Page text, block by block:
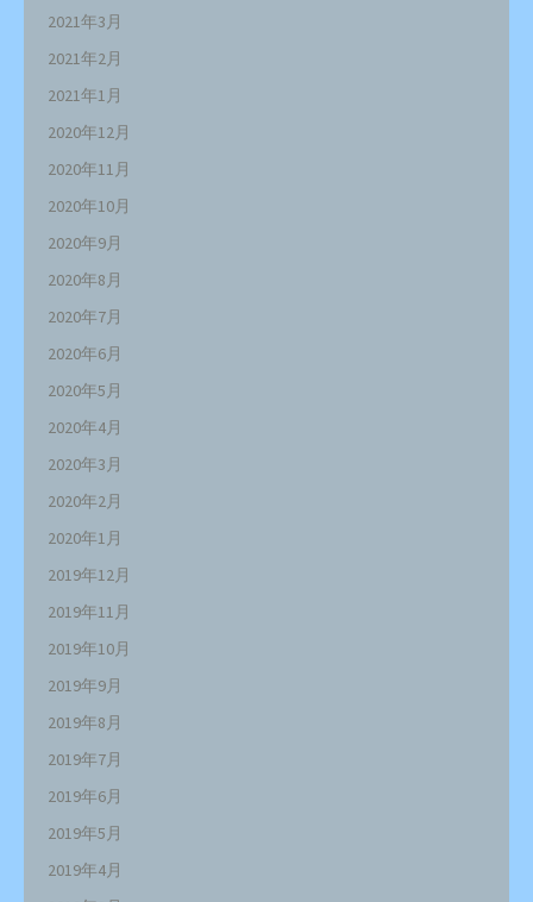
2021年3月
2021年2月
2021年1月
2020年12月
2020年11月
2020年10月
2020年9月
2020年8月
2020年7月
2020年6月
2020年5月
2020年4月
2020年3月
2020年2月
2020年1月
2019年12月
2019年11月
2019年10月
2019年9月
2019年8月
2019年7月
2019年6月
2019年5月
2019年4月